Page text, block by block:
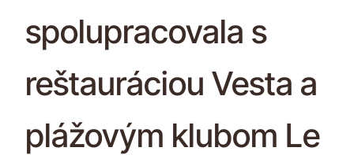
spolupracovala s
reštauráciou Vesta a
plážovým klubom Le